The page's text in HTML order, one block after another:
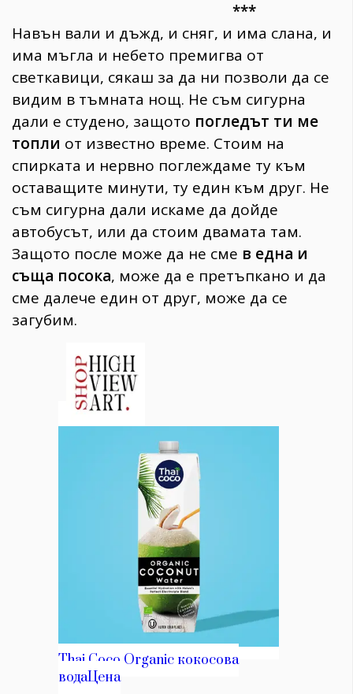
***
Навън вали и дъжд, и сняг, и има слана, и
има мъгла и небето премигва от
светкавици, сякаш за да ни позволи да се
видим в тъмната нощ. Не съм сигурна
дали е студено, защото погледът ти ме
топли от известно време. Стоим на
спирката и нервно поглеждаме ту към
оставащите минути, ту един към друг. Не
съм сигурна дали искаме да дойде
автобусът, или да стоим двамата там.
Защото после може да не сме в една и
съща посока, може да е претъпкано и да
сме далече един от друг, може да се
загубим.